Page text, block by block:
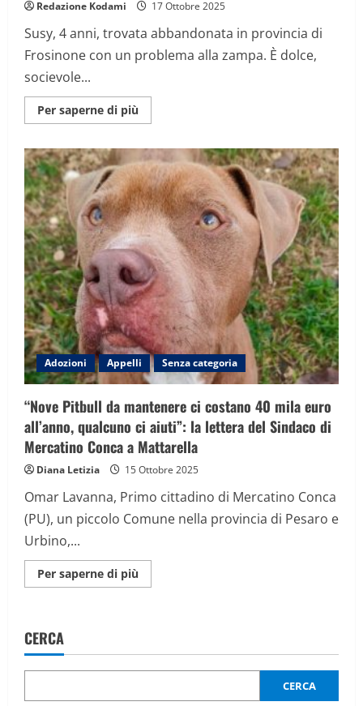
Redazione Kodami 17 Ottobre 2025
Susy, 4 anni, trovata abbandonata in provincia di
Frosinone con un problema alla zampa. È dolce,
socievole...
Per saperne di più
informazioni
la
cucciolona
invisibile
che
nessuno
vuole
adottare
a
causa
di
un
difetto
alla
zampa
Adozioni Appelli Senza categoria
“Nove Pitbull da mantenere ci costano 40 mila euro
all’anno, qualcuno ci aiuti”: la lettera del Sindaco di
Mercatino Conca a Mattarella
Diana Letizia 15 Ottobre 2025
Omar Lavanna, Primo cittadino di Mercatino Conca
(PU), un piccolo Comune nella provincia di Pesaro e
Urbino,...
Per saperne di più
informazioni
ci
40
euro
CERCA
CERCA